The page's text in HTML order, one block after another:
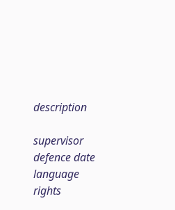
description
supervisor
defence date
language
rights